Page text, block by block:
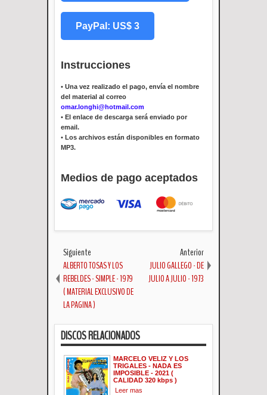
PayPal: US$ 3
Instrucciones
• Una vez realizado el pago, envía el nombre
del material al correo
omar.longhi@hotmail.com
• El enlace de descarga será enviado por
email.
• Los archivos están disponibles en formato
MP3.
Medios de pago aceptados
Siguiente
ALBERTO TOSAS Y LOS
REBELDES - SIMPLE - 1979
( MATERIAL EXCLUSIVO DE
LA PAGINA )
Anterior
JULIO GALLEGO - DE
JULIO A JULIO - 1973
DISCOS RELACIONADOS
MARCELO VELIZ Y LOS
TRIGALES - NADA ES
IMPOSIBLE - 2021 (
CALIDAD 320 kbps )
Leer mas